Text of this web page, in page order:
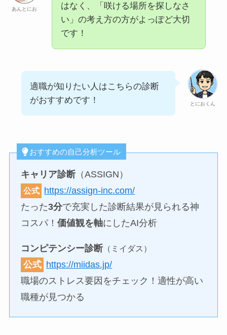
あんとにお
はなく、「咲ける場所を探しなさ
い」の考え方の方がよっぽど大切
です！
とにおくん
適職が知りたい人はこちらの診断
がおすすめです！
おすすめの自己分析ツール
キャリア診断（ASSIGN）
公式
https://assign-inc.com/
たった3分で充実した診断結果が見られる神
コスパ！価値観を軸にしたAI分析
コンピテンシー診断（ミイダス）
公式 https://miidas.jp/
職場のストレス要因をチェック！適性が高い
職種が見つかる